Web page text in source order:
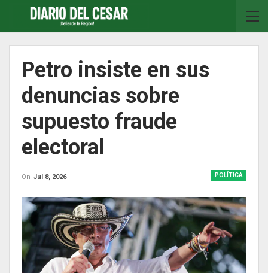
Petro insiste en sus
denuncias sobre
supuesto fraude
electoral
POLÍTICA
On Jul 8, 2026